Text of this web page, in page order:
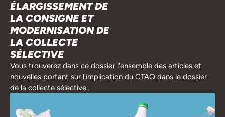
ÉLARGISSEMENT DE
LA CONSIGNE ET
MODERNISATION DE
LA COLLECTE
SÉLECTIVE
Vous trouverez dans ce dossier l'ensemble des articles et
nouvelles portant sur l'implication du CTAQ dans le dossier
de la collecte sélective..